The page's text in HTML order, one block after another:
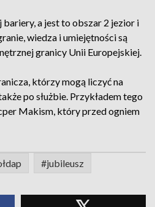
bariery, a jest to obszar 2 jezior i
wiedza i umiejętności są
granicy Unii Europejskiej.
którzy mogą liczyć na
po służbie. Przykładem tego
Makism, który przed ogniem
#jubileusz